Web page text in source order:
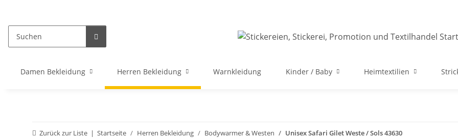
Damen Bekleidung Herren Bekleidung Warnkleidung Kinder / Baby Heimtextilien
Zurück zur Liste Startseite Herren Bekleidung Bodywarmer & Westen Unisex Safari Gilet Weste / Sols 43630